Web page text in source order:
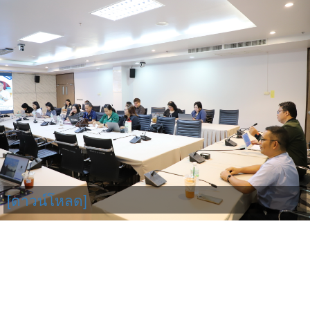
[ดาวน์โหลด]